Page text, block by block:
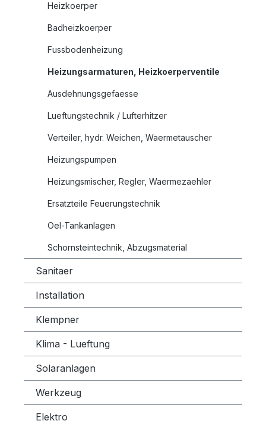
Heizkoerper
Badheizkoerper
Fussbodenheizung
Heizungsarmaturen, Heizkoerperventile
Ausdehnungsgefaesse
Lueftungstechnik / Lufterhitzer
Verteiler, hydr. Weichen, Waermetauscher
Heizungspumpen
Heizungsmischer, Regler, Waermezaehler
Ersatzteile Feuerungstechnik
Oel-Tankanlagen
Schornsteintechnik, Abzugsmaterial
Sanitaer
Installation
Klempner
Klima - Lueftung
Solaranlagen
Werkzeug
Elektro